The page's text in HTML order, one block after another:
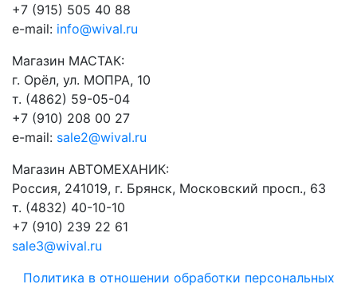
+7 (915) 505 40 88
e-mail: info@wival.ru
Магазин МАСТАК:
г. Орёл, ул. МОПРА, 10
т. (4862) 59-05-04
+7 (910) 208 00 27
e-mail: sale2@wival.ru
Магазин АВТОМЕХАНИК:
Россия, 241019, г. Брянск, Московский просп., 63
т. (4832) 40-10-10
+7 (910) 239 22 61
sale3@wival.ru
Политика в отношении обработки персональных